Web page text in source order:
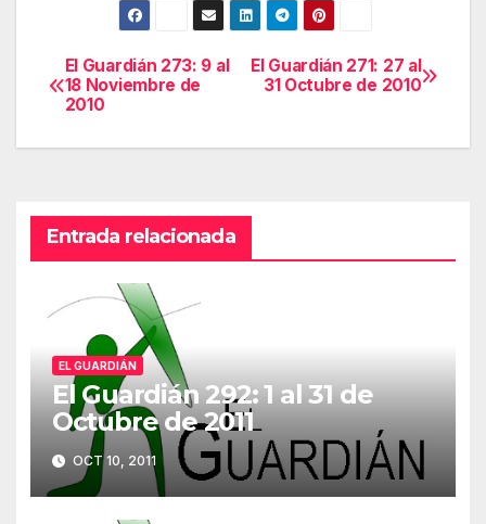
Navegación
de
El Guardián 271: 27 al
31 Octubre de 2010
El Guardián 273: 9 al
18 Noviembre de
2010
Entrada relacionada
EL GUARDIÁN
El Guardián 292: 1 al 31 de
Octubre de 2011
OCT 10, 2011